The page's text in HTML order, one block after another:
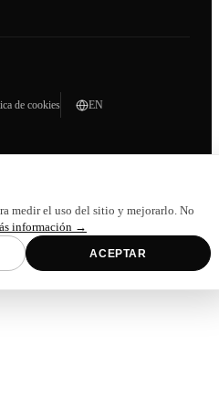
de cookies EN
medir el uso del sitio y mejorarlo. No
información →
ACEPTAR